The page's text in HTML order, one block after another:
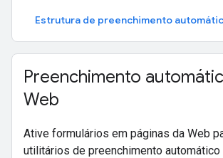
Preenchimento
Web
Ative formulários em páginas da Web
utilitários de preenchimento automático